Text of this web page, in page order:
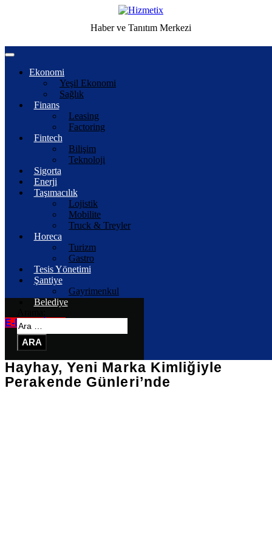
Haber ve Tanıtım Merkezi
Ekonomi
Yeşil Ekonomi
Sağlık
Finans
Leasing
Factoring
Fintech
Bilişim
Teknoloji
Sigorta
Enerji
Taşımacılık
Lojistik
Mobilite
Truck & Treyler
Horeca
Turizm
Gastro
Tesis Yönetimi
Şantiye
Gayrimenkul
Belediye
E-DERGİLER
Hayhay, Yeni Marka Kimliğiyle
Perakende Günleri’nde